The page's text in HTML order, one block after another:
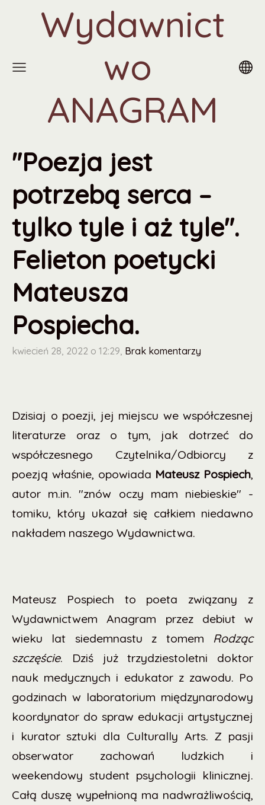
Wydawnict
wo
ANAGRAM
"Poezja jest
potrzebą serca –
tylko tyle i aż tyle".
Felieton poetycki
Mateusza
Pospiecha.
kwiecień 28, 2022 o 12:29, Brak komentarzy
Dzisiaj o poezji, jej miejscu we współczesnej
literaturze oraz o tym, jak dotrzeć do
współczesnego Czytelnika/Odbiorcy z
poezją właśnie, opowiada Mateusz Pospiech,
autor m.in. "znów oczy mam niebieskie" -
tomiku, który ukazał się całkiem niedawno
nakładem naszego Wydawnictwa.
Mateusz Pospiech to poeta związany z
Wydawnictwem Anagram przez debiut w
wieku lat siedemnastu z tomem Rodząc
szczęście. Dziś już trzydziestoletni doktor
nauk medycznych i edukator z zawodu. Po
godzinach w laboratorium międzynarodowy
koordynator do spraw edukacji artystycznej
i kurator sztuki dla Culturally Arts. Z pasji
obserwator zachowań ludzkich i
weekendowy student psychologii klinicznej.
Całą duszę wypełnioną ma nadwrażliwością,